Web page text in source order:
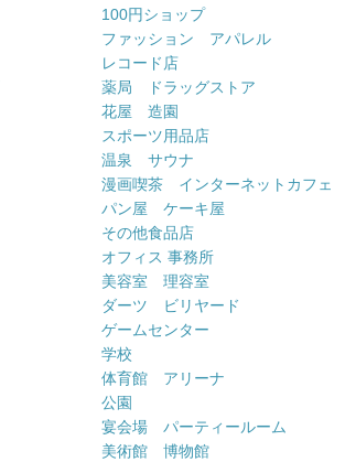
100円ショップ
ファッション アパレル
レコード店
薬局 ドラッグストア
花屋 造園
スポーツ用品店
温泉 サウナ
漫画喫茶 インターネットカフェ
パン屋 ケーキ屋
その他食品店
オフィス 事務所
美容室 理容室
ダーツ ビリヤード
ゲームセンター
学校
体育館 アリーナ
公園
宴会場 パーティールーム
美術館 博物館